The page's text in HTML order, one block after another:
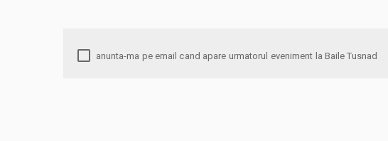
anunta-ma pe email cand apare urmatorul eveniment la Baile Tusnad